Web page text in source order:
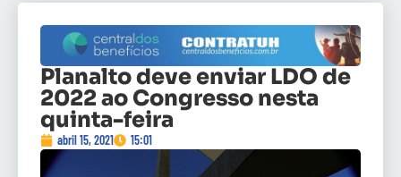
Planalto deve enviar LDO de
2022 ao Congresso nesta
quinta-feira
abril 15, 2021 15:01